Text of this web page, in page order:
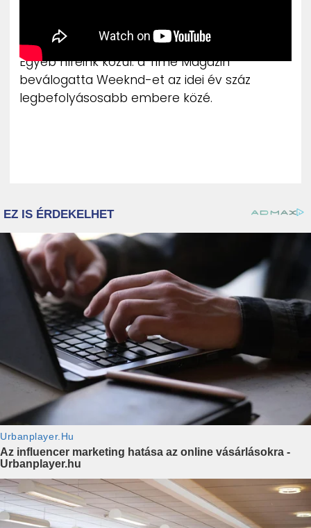
Egyéb híreink közül: a Time Magazin
beválogatta Weeknd-et az idei év száz
legbefolyásosabb embere közé.